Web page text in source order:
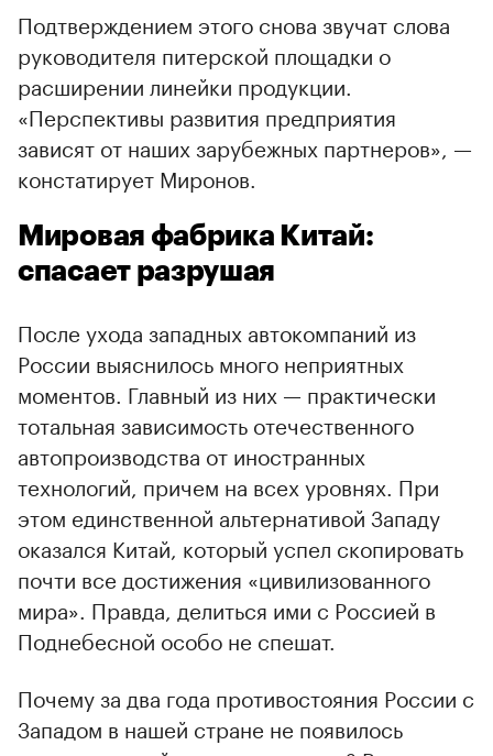
Подтверждением этого снова звучат слова
руководителя питерской площадки о
расширении линейки продукции.
«Перспективы развития предприятия
зависят от наших зарубежных партнеров», —
констатирует Миронов.
Мировая фабрика Китай:
спасает разрушая
После ухода западных автокомпаний из
России выяснилось много неприятных
моментов. Главный из них — практически
тотальная зависимость отечественного
автопроизводства от иностранных
технологий, причем на всех уровнях. При
этом единственной альтернативой Западу
оказался Китай, который успел скопировать
почти все достижения «цивилизованного
мира». Правда, делиться ими с Россией в
Поднебесной особо не спешат.
Почему за два года противостояния России с
Западом в нашей стране не появилось